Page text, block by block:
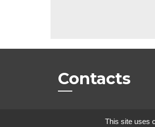
Contacts
This site uses